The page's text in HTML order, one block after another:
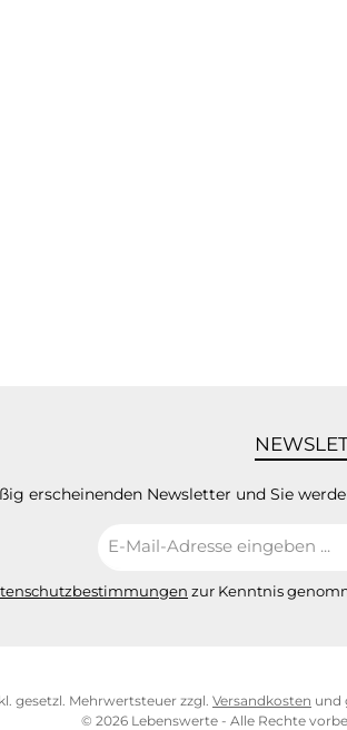
erscheinenden Newsletter und Sie
Mail-
zur Kenntnis
gesetzl. Mehrwertsteuer zzgl. Versandkosten und
© 2026 Lebenswerte - Alle Rechte